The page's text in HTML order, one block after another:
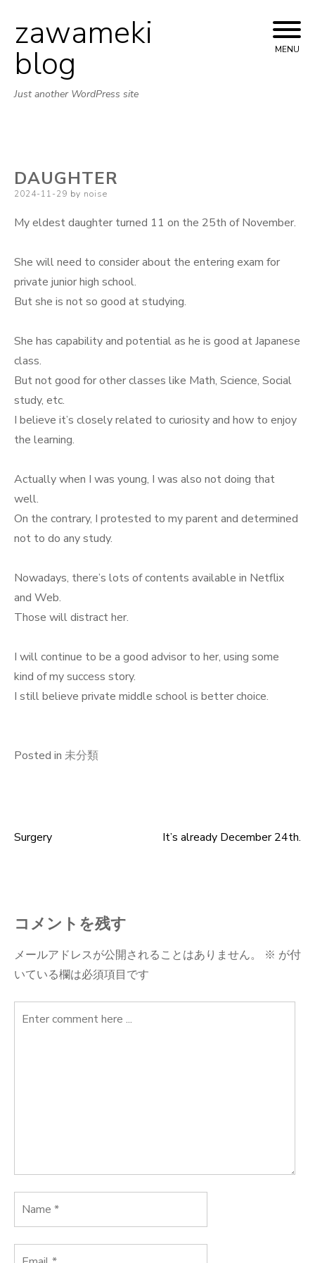
zawameki
blog
Just another WordPress site
MENU
DAUGHTER
Posted
2024-11-29 by noise
My eldest daughter turned 11 on the 25th of November.
She will need to consider about the entering exam for
private junior high school.
But she is not so good at studying.
She has capability and potential as he is good at Japanese
class.
But not good for other classes like Math, Science, Social
study, etc.
I believe it’s closely related to curiosity and how to enjoy
the learning.
Actually when I was young, I was also not doing that
well.
On the contrary, I protested to my parent and determined
not to do any study.
Nowadays, there’s lots of contents available in Netflix
and Web.
Those will distract her.
I will continue to be a good advisor to her, using some
kind of my success story.
I still believe private middle school is better choice.
Posted in 未分類
投
ナ
ビ
ゲ
ー
Surgery It’s already December 24th.
コメントを残す
メールアドレスが公開されることはありません。 ※ が付
いている欄は必須項目です